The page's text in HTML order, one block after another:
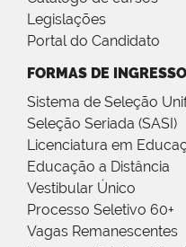
Legislações
Portal do Candidato
FORMAS DE INGRESSO
Sistema de Seleção
Seleção Seriada (SASI)
Licenciatura em
Educação a Distância
Vestibular Único
Processo Seletivo 60+
Vagas Remanescentes